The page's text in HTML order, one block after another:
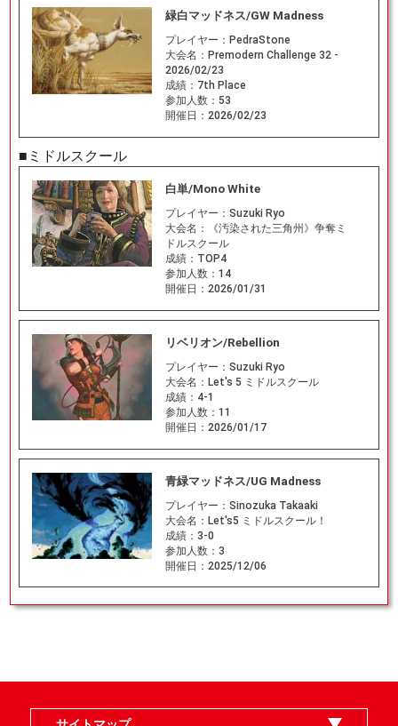
緑白マッドネス/GW Madness
プレイヤー： PedraStone
大会名： Premodern Challenge 32 -
2026/02/23
成績： 7th Place
参加人数： 53
開催日： 2026/02/23
■ミドルスクール
白単/Mono White
プレイヤー： Suzuki Ryo
大会名：
《汚染された三角州》争奪ミ
ドルスクール
成績： TOP4
参加人数： 14
開催日： 2026/01/31
リベリオン/Rebellion
プレイヤー： Suzuki Ryo
大会名： Let's 5 ミドルスクール
成績： 4-1
参加人数： 11
開催日： 2026/01/17
青緑マッドネス/UG Madness
プレイヤー： Sinozuka Takaaki
大会名： Let's5 ミドルスクール！
成績： 3-0
参加人数： 3
開催日： 2025/12/06